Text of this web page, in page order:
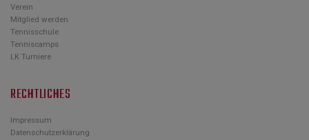
Verein
Mitglied werden
Tennisschule
Tenniscamps
LK Turniere
RECHTLICHES
Impressum
Datenschutzerklärung